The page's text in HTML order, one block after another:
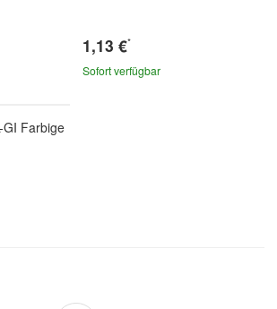
1,13 €*
Sofort verfügbar
GI Farbige